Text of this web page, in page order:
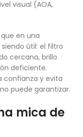
visual (AOA,
en una
útil: el filtro
cercana, brillo
deficiente.
confianza y evita
puede garantizar.
mica de